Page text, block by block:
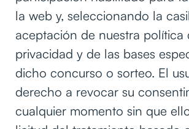
la web y, seleccionando la
aceptación de nuestra política
privacidad y de las bases
dicho concurso o sorteo. El
derecho a revocar su
cualquier momento sin que